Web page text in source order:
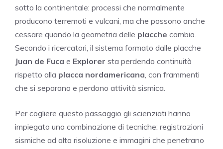
sotto la continentale: processi che normalmente
producono terremoti e vulcani, ma che possono anche
cessare quando la geometria delle placche cambia.
Secondo i ricercatori, il sistema formato dalle placche
Juan de Fuca e Explorer sta perdendo continuità
rispetto alla placca nordamericana, con frammenti
che si separano e perdono attività sismica.
Per cogliere questo passaggio gli scienziati hanno
impiegato una combinazione di tecniche: registrazioni
sismiche ad alta risoluzione e immagini che penetrano